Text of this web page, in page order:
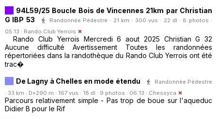
94L59/25 Boucle Bois de Vincennes 21km par Christian
G IBP 53
Randonnée Pédestre · 21 km · 300 vus · 22 dl · 8 photos ·
05:13 · Rando Club Yerrois
Rando Club Yerrois Mercredi 6 aout 2025 Christian G 32
Aucune difficulté Avertissement Toutes les randonnées
répertoriées dans la randothèque du Rando Club Yerrois ont été
trac�
De Lagny à Chelles en mode étendu
Randonnée Pédestre
· 33 km · D+290 m · 167 vus · 18 dl · 9 photos · 06:13 · Chessyca
Parcours relativement simple - Pas trop de boue sur l'aqueduc
Didier B pour le Rif